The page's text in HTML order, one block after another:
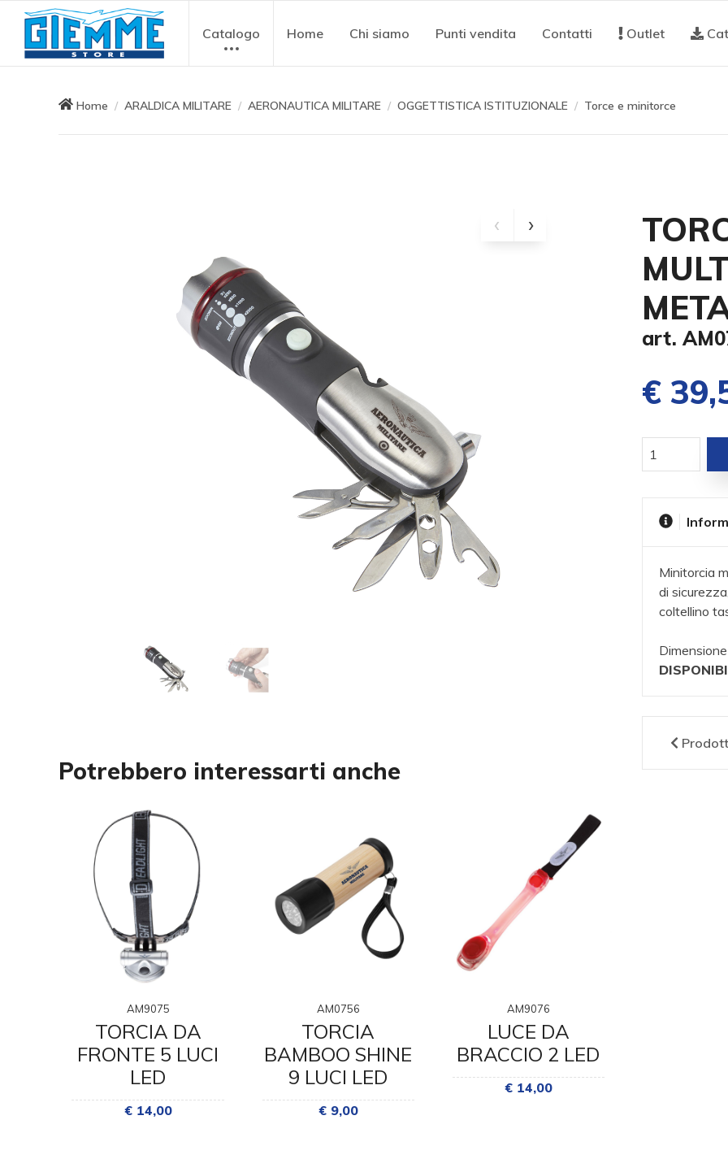
Catalogo Home Chi siamo Punti vendita Contatti Outlet
Home ARALDICA MILITARE AERONAUTICA MILITARE OGGETTISTICA ISTITUZIONALE Torce e minitorce
Potrebbero interessarti anche
AM9075
TORCIA DA
FRONTE 5 LUCI
LED
€ 14,00
AM0756
TORCIA
BAMBOO SHINE
9 LUCI LED
€ 9,00
AM9076
LUCE DA
BRACCIO 2 LED
€ 14,00
art.
€
Minitorcia
di
coltellino